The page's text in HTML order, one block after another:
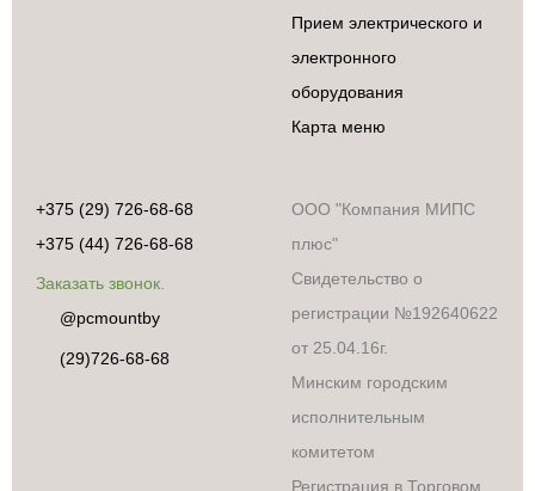
Прием электрического и
электронного
оборудования
Карта меню
+375 (29) 726-68-68
+375 (44) 726-68-68
Заказать звонок.
@pcmountby
(29)726-68-68
ООО "Компания МИПС
плюс"
Свидетельство о
регистрации №192640622
от 25.04.16г.
Минским городским
исполнительным
комитетом
Регистрация в Торговом